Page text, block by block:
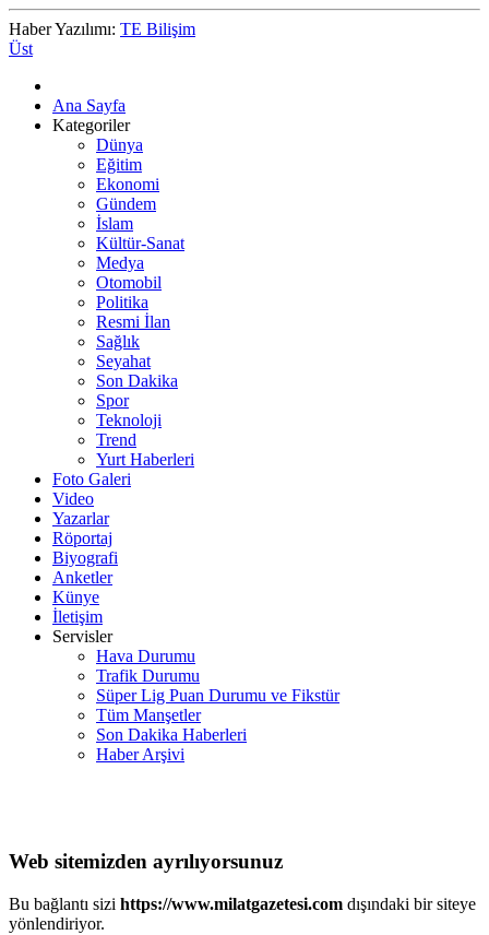
Haber Yazılımı: TE Bilişim
Üst
Ana Sayfa
Kategoriler
Dünya
Eğitim
Ekonomi
Gündem
İslam
Kültür-Sanat
Medya
Otomobil
Politika
Resmi İlan
Sağlık
Seyahat
Son Dakika
Spor
Teknoloji
Trend
Yurt Haberleri
Foto Galeri
Video
Yazarlar
Röportaj
Biyografi
Anketler
Künye
İletişim
Servisler
Hava Durumu
Trafik Durumu
Süper Lig Puan Durumu ve Fikstür
Tüm Manşetler
Son Dakika Haberleri
Haber Arşivi
Web sitemizden ayrılıyorsunuz
Bu bağlantı sizi https://www.milatgazetesi.com dışındaki bir siteye
yönlendiriyor.